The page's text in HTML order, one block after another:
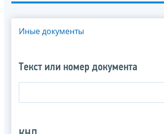
Иные документы
Текст или номер документа